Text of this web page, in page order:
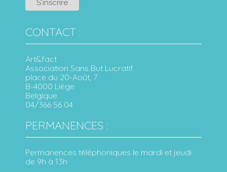
CONTACT :
Art&fact
Association Sans But Lucratif
place du 20-Août, 7
B-4000 Liège
Belgique
04/366 56 04
PERMANENCES :
Permanences téléphoniques le mardi et jeudi
de 9h à 13h